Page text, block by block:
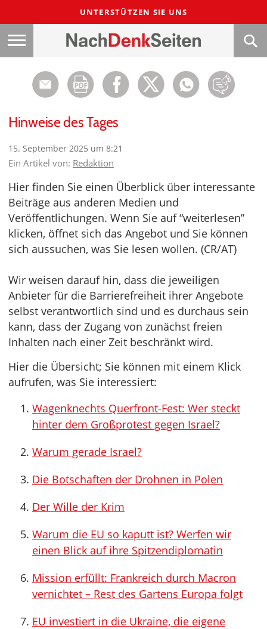
UNTERSTÜTZEN SIE UNS
Hinweise des Tages
15. September 2025 um 8:21
Ein Artikel von: Redaktion
Hier finden Sie einen Überblick über interessante
Beiträge aus anderen Medien und
Veröffentlichungen. Wenn Sie auf “weiterlesen”
klicken, öffnet sich das Angebot und Sie können
sich aussuchen, was Sie lesen wollen. (CR/AT)
Wir weisen darauf hin, dass die jeweiligen
Anbieter für die Barrierefreiheit ihrer Angebote
selbst verantwortlich sind und es durchaus sein
kann, dass der Zugang von zunächst freien
Inhalten nach einer Zeit beschränkt wird.
Hier die Übersicht; Sie können mit einem Klick
aufrufen, was Sie interessiert:
Wagenknechts Querfront-Fest: Wer steckt
hinter dem Großprotest gegen Israel?
Warum gerade Israel?
Die Botschaften der Drohnen in Polen
Der Wille der Krim
Warum die EU so kaputt ist? Werfen wir
einen Blick auf ihre Spitzendiplomatin
Mission erfüllt: Frankreich durch Macron
vernichtet – Rest des Gartens Europa folgt
EU investiert in die Ukraine, die eigene